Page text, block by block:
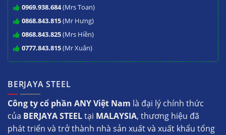
0969.938.684(Mrs Toan)
0868.843.815(Mr Hưng)
0868.843.825(Mrs Hiền)
0777.843.815(Mr Xuân)
BERJAYA STEEL
Công ty cổ phần ANY Việt Nam là đại lý chính thức
của BERJAYA STEELtại MALAYSIA, thương hiệu đã
phát triển và trở thành nhà sản xuất và xuất khẩu tổng